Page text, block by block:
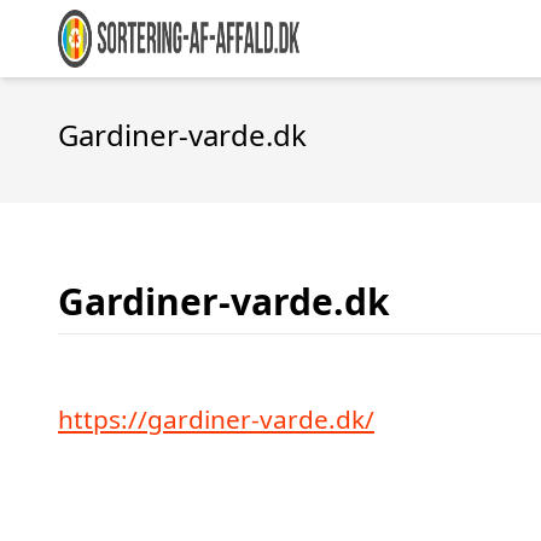
Gardiner-varde.dk
Gardiner-varde.dk
https://gardiner-varde.dk/